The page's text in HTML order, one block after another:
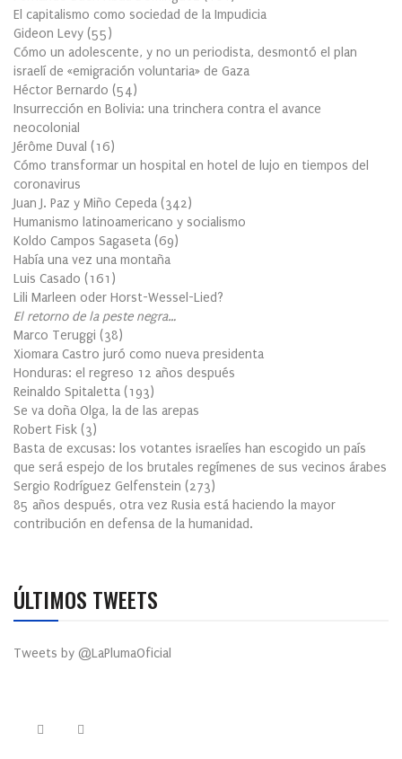
El capitalismo como sociedad de la Impudicia
Gideon Levy (55)
Cómo un adolescente, y no un periodista, desmontó el plan
israelí de «emigración voluntaria» de Gaza
Héctor Bernardo (54)
Insurrección en Bolivia: una trinchera contra el avance
neocolonial
Jérôme Duval (16)
Cómo transformar un hospital en hotel de lujo en tiempos del
coronavirus
Juan J. Paz y Miño Cepeda (342)
Humanismo latinoamericano y socialismo
Koldo Campos Sagaseta (69)
Había una vez una montaña
Luis Casado (161 )
Lili Marleen oder Horst-Wessel-Lied?
El retorno de la peste negra…
Marco Teruggi (38)
Xiomara Castro juró como nueva presidenta
Honduras: el regreso 12 años después
Reinaldo Spitaletta (193)
Se va doña Olga, la de las arepas
Robert Fisk (3)
Basta de excusas: los votantes israelíes han escogido un país
que será espejo de los brutales regímenes de sus vecinos árabes
Sergio Rodríguez Gelfenstein (273)
85 años después, otra vez Rusia está haciendo la mayor
contribución en defensa de la humanidad.
ÚLTIMOS TWEETS
Tweets by @LaPlumaOficial